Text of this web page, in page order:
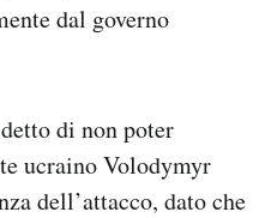
dal governo
di non poter
ucraino Volodymyr
dell’attacco, dato che